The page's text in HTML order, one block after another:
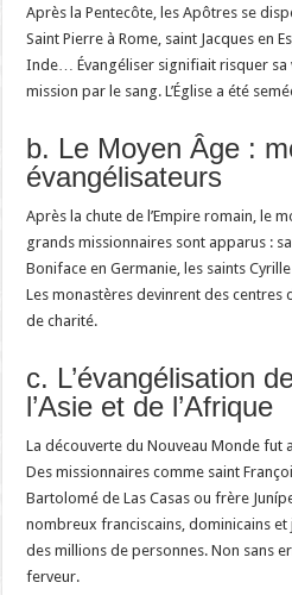
Après la Pentecôte, les Apôtres se
Saint Pierre à Rome, saint Jacques en
Inde… Évangéliser signifiait risquer sa
mission par le sang. L’Église a été
b. Le Moyen Âge :
évangélisateurs
Après la chute de l’Empire romain, le
grands missionnaires sont apparus :
Boniface en Germanie, les saints
Les monastères devinrent des centres
de charité.
c. L’évangélisation
l’Asie et de l’Afrique
La découverte du Nouveau Monde fut
Des missionnaires comme saint
Bartolomé de Las Casas ou frère
nombreux franciscains, dominicains
des millions de personnes. Non sans
ferveur.